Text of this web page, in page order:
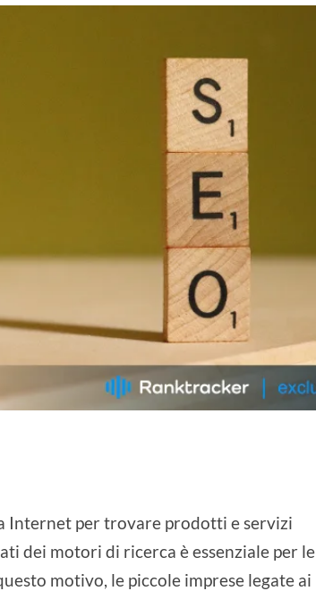
Internet per trovare prodotti e servizi
dei motori di ricerca è essenziale per le
motivo, le piccole imprese legate ai